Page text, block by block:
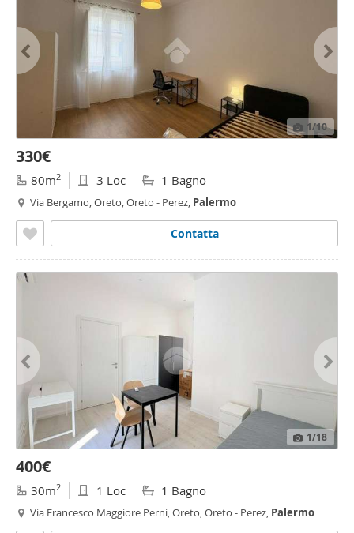
1/10
330€
80m2 3 Loc 1 Bagno
Via Bergamo, Oreto, Oreto - Perez, Palermo
Contatta
1/18
400€
30m2 1 Loc 1 Bagno
Via Francesco Maggiore Perni, Oreto, Oreto - Perez, Palermo